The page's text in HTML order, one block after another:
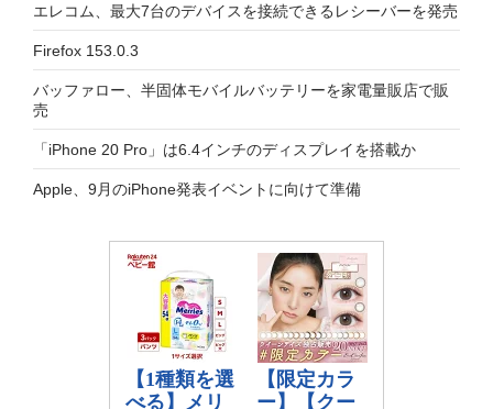
エレコム、最大7台のデバイスを接続できるレシーバーを発売
Firefox 153.0.3
バッファロー、半固体モバイルバッテリーを家電量販店で販
売
「iPhone 20 Pro」は6.4インチのディスプレイを搭載か
Apple、9月のiPhone発表イベントに向けて準備